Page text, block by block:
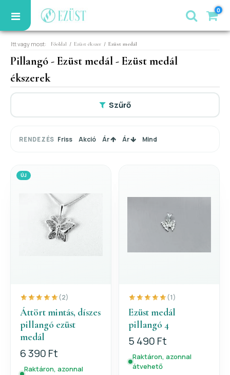
0
Itt vagy most: Főoldal / Ezüst ékszer / Ezüst medál
Pillangó - Ezüst medál - Ezüst medál
ékszerek
Szűrő
RENDEZÉS Friss Akció Ár Ár Mind
ÚJ
(2)
Áttört mintás, díszes
pillangó ezüst
medál
6 390 Ft
Raktáron, azonnal
(1)
Ezüst medál
pillangó 4
5 490 Ft
Raktáron, azonnal
átvehető